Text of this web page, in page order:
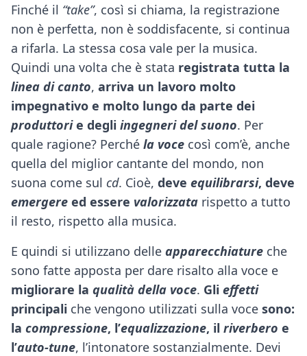
Finché il “take”, così si chiama, la registrazione
non è perfetta, non è soddisfacente, si continua
a rifarla. La stessa cosa vale per la musica.
Quindi una volta che è stata registrata tutta la
linea di canto, arriva un lavoro molto
impegnativo e molto lungo da parte dei
produttorie degli ingegneri del suono. Per
quale ragione? Perché la voce così com’è, anche
quella del miglior cantante del mondo, non
suona come sul cd. Cioè, deve equilibrarsi, deve
emergere ed essere valorizzata rispetto a tutto
il resto, rispetto alla musica.
E quindi si utilizzano delle apparecchiature che
sono fatte apposta per dare risalto alla voce e
migliorare la qualità della voce. Gli effetti
principali che vengono utilizzati sulla voce sono:
la compressione, l’equalizzazione, il riverbero e
l’auto-tune, l’intonatore sostanzialmente. Devi